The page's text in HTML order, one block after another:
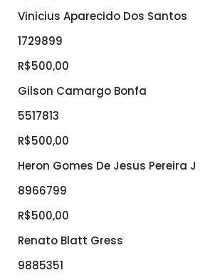
Vinicius Aparecido Dos Santos
1729899
R$500,00
Gilson Camargo Bonfa
5517813
R$500,00
Heron Gomes De Jesus Pereira J
8966799
R$500,00
Renato Blatt Gress
9885351